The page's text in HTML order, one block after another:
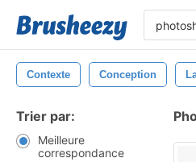
Contexte Conception
Trier par:
Meilleure
correspondance